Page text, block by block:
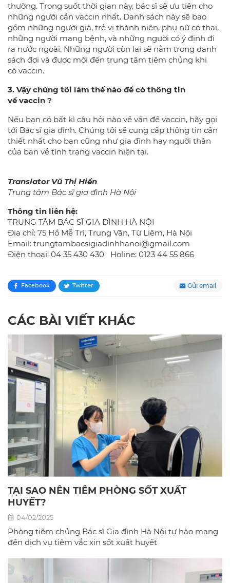
thường. Trong suốt thời gian này, bác sĩ sẽ ưu tiên cho
những người cần vaccin nhất. Danh sách này sẽ bao
gồm những người già, trẻ vị thành niên, phụ nữ có thai,
những người mang bệnh, và những người có ý định đi
ra nước ngoài. Những người còn lại sẽ nằm trong danh
sách đợi và được mời đến trung tâm tiêm chủng khi
có vaccin.
3. Vậy chúng tôi làm thế nào để có thông tin
về vaccin ?
Nếu bạn có bất kì câu hỏi nào về vấn đề vaccin, hãy gọi
tới Bác sĩ gia đình. Chúng tôi sẽ cung cấp thông tin cần
thiết nhất cho bạn cũng như gia đình hay người thân
của bạn về tình trạng vaccin hiện tại.
Translator Vũ Thị Hiền
Trung tâm Bác sĩ gia đình Hà Nội
Thông tin liên hệ:
TRUNG TÂM BÁC SĨ GIA ĐÌNH HÀ NỘI
Địa chỉ: 75 Hồ Mễ Trì, Trung Văn, Từ Liêm, Hà Nội
Email: trungtambacsigiadinhhanoi@gmail.com
Điện thoại: 04 35 430 430 Holine: 0123 44 55 866
Facebook Twitter Gửi email
CÁC BÀI VIẾT KHÁC
TẠI SAO NÊN TIÊM PHÒNG SỐT XUẤT
HUYẾT?
04/02/2025
Phòng tiêm chủng Bác sĩ Gia đình Hà Nội tự hào mang
đến dịch vụ tiêm vắc xin sốt xuất huyết